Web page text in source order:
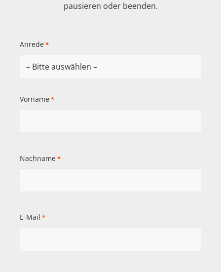
pausieren oder beenden.
Anrede *
Vorname *
Nachname *
E-Mail *